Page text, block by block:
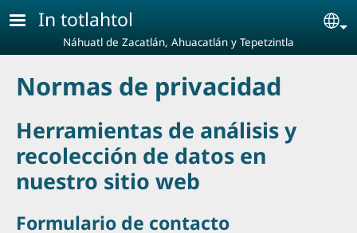
Pasar al contenido principal
In totlahtol
Náhuatl de Zacatlán, Ahuacatlán y Tepetzintla
Normas de privacidad
Herramientas de análisis y
recolección de datos en
nuestro sitio web
Formulario de contacto